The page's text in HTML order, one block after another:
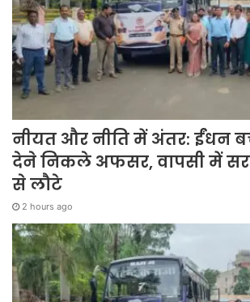
नीयत और नीति में अंतर: ईंधन
देने निकले अफसर, वापसी में
से लौटे
2 hours ago